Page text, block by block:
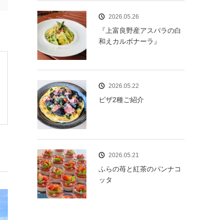
2026.05.26
『上富良野産アスパラの白
和えカルボナーラ』
2026.05.22
ピザ2種ご紹介
2026.05.21
ふらの苺と紅茶のパンナコ
ッタ